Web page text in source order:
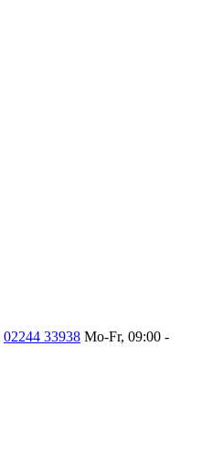
02244 33938 Mo-Fr, 09:00 -